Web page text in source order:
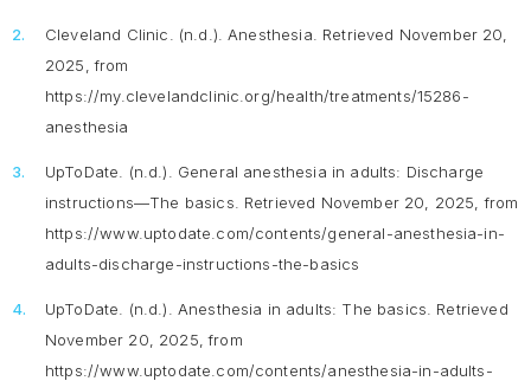
Cleveland Clinic. (n.d.). Anesthesia . Retrieved November 20,
2025, from
https://my.clevelandclinic.org/health/treatments/15286-
anesthesia
UpToDate. (n.d.). General anesthesia in adults: Discharge
instructions—The basics. Retrieved November 20, 2025, from
https://www.uptodate.com/contents/general-anesthesia-in-
adults-discharge-instructions-the-basics
UpToDate. (n.d.). Anesthesia in adults: The basics.
Retrieved
November 20, 2025, from
https://www.uptodate.com/contents/anesthesia-in-adults-